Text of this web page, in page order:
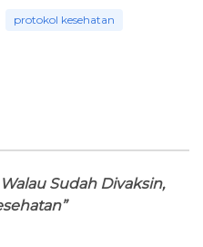
protokol kesehatan
Walau Sudah Divaksin,